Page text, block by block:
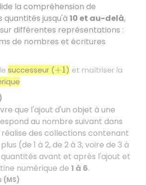
la compréhension de
quantités jusqu'à 10 et au-delà,
différentes représentations :
de nombres et écritures
successeur (+1 ) et maîtriser la
que l'ajout d'un objet à une
au nombre suivant dans
réalise des collections contenant
(de 1 à 2, de 2 à 3, voire de 3 à
avant et après l'ajout et
numérique de 1 à 6.
(MS)